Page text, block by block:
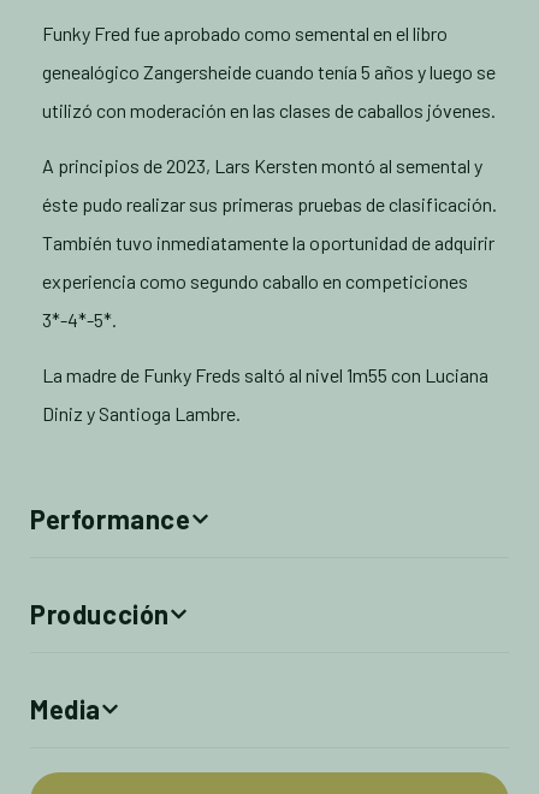
Performance
Producción
Media
Funky Fred fue aprobado como semental en el libro
genealógico Zangersheide cuando tenía 5 años y luego se
utilizó con moderación en las clases de caballos jóvenes.
A principios de 2023, Lars Kersten montó al semental y
éste pudo realizar sus primeras pruebas de clasificación.
También tuvo inmediatamente la oportunidad de adquirir
experiencia como segundo caballo en competiciones
3*-4*-5*.
La madre de Funky Freds saltó al nivel 1m55 con Luciana
Diniz y Santioga Lambre.